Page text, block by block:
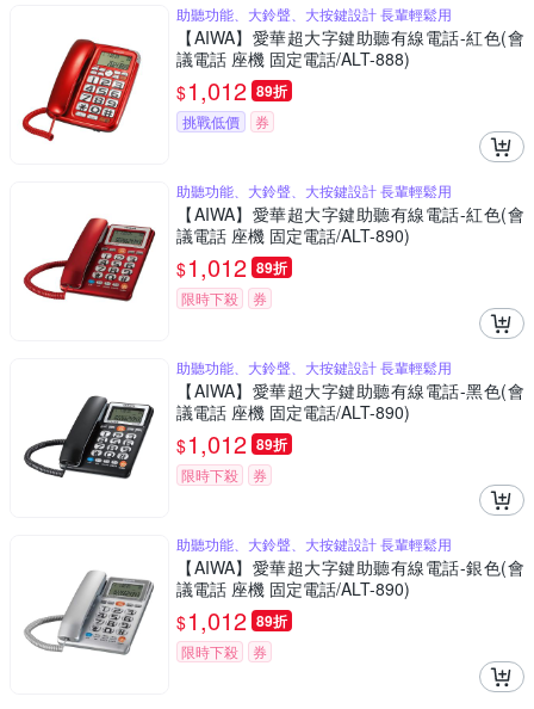
助聽功能、大鈴聲、大按鍵設計 長輩輕鬆用
【AIWA】愛華超大字鍵助聽有線電話-紅色(會
議電話 座機 固定電話/ALT-888)
$1,012 89折
挑戰低價 券
助聽功能、大鈴聲、大按鍵設計 長輩輕鬆用
【AIWA】愛華超大字鍵助聽有線電話-紅色(會
議電話 座機 固定電話/ALT-890)
$1,012 89折
限時下殺 券
助聽功能、大鈴聲、大按鍵設計 長輩輕鬆用
【AIWA】愛華超大字鍵助聽有線電話-黑色(會
議電話 座機 固定電話/ALT-890)
$1,012 89折
限時下殺 券
助聽功能、大鈴聲、大按鍵設計 長輩輕鬆用
【AIWA】愛華超大字鍵助聽有線電話-銀色(會
議電話 座機 固定電話/ALT-890)
$1,012 89折
限時下殺 券